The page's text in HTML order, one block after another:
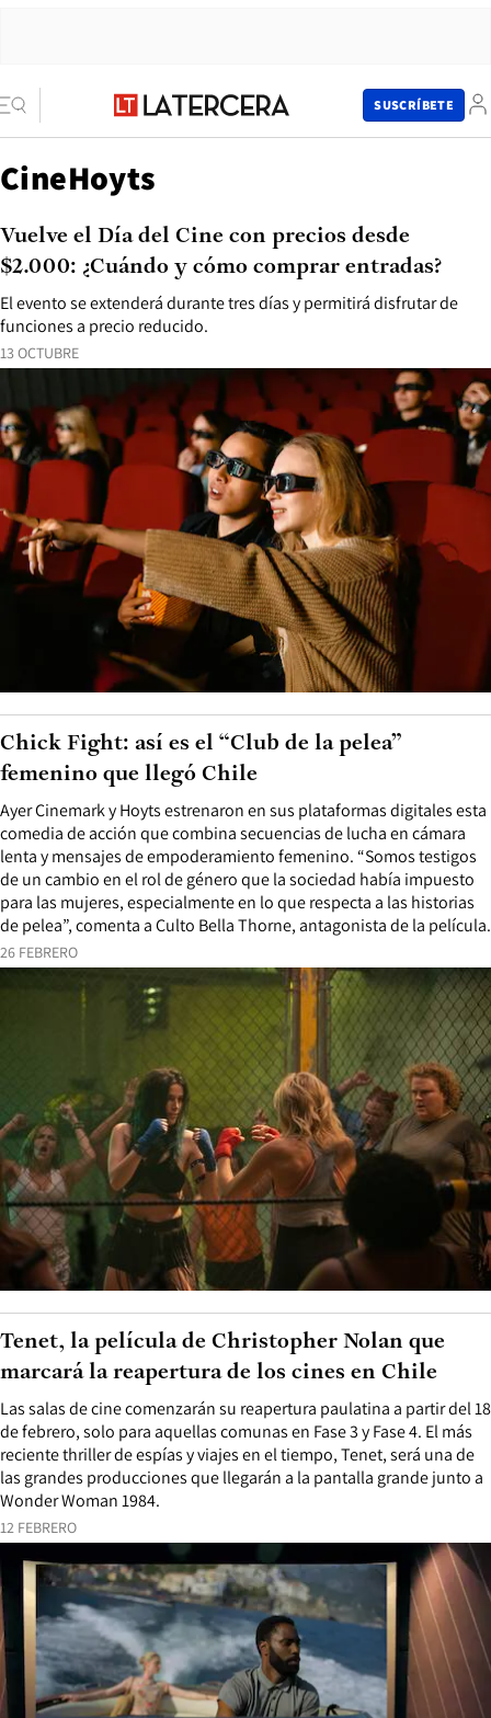
SUSCRÍBETE
CineHoyts
13 OCTUBRE
El evento se extenderá durante tres días y permitirá disfrutar de
funciones a precio reducido.
Vuelve el Día del Cine con precios desde
$2.000: ¿Cuándo y cómo comprar entradas?
26 FEBRERO
Ayer Cinemark y Hoyts estrenaron en sus plataformas digitales esta
comedia de acción que combina secuencias de lucha en cámara
lenta y mensajes de empoderamiento femenino. “Somos testigos
de un cambio en el rol de género que la sociedad había impuesto
para las mujeres, especialmente en lo que respecta a las historias
de pelea”, comenta a Culto Bella Thorne, antagonista de la película.
Chick Fight: así es el “Club de la pelea”
femenino que llegó Chile
12 FEBRERO
Las salas de cine comenzarán su reapertura paulatina a partir del 18
de febrero, solo para aquellas comunas en Fase 3 y Fase 4. El más
reciente thriller de espías y viajes en el tiempo, Tenet, será una de
las grandes producciones que llegarán a la pantalla grande junto a
Wonder Woman 1984.
Tenet, la película de Christopher Nolan que
marcará la reapertura de los cines en Chile